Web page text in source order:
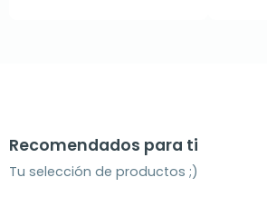
Recomendados para ti
Tu selección de productos ;)